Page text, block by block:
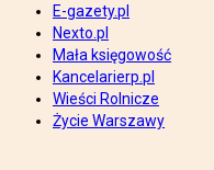
E-gazety.pl
Nexto.pl
Mała księgowość
Kancelarierp.pl
Wieści Rolnicze
Życie Warszawy